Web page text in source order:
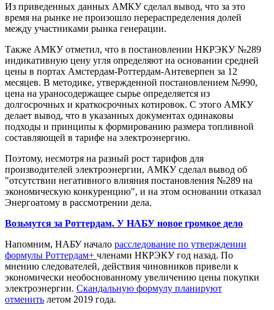
Из приведенных данных АМКУ сделал вывод, что за это
время на рынке не произошло перераспределения долей
между участниками рынка генерации.
Также АМКУ отметил, что в постановлении НКРЭКУ №289
индикативную цену угля определяют на основании средней
цены в портах Амстердам-Роттердам-Антеверпен за 12
месяцев. В методике, утвержденной постановлением №990,
цена на ураносодержащее сырье определяется из
долгосрочных и краткосрочных котировок. С этого АМКУ
делает вывод, что в указанных документах одинаковы
подходы и принципы к формированию размера топливной
составляющей в тарифе на электроэнергию.
Поэтому, несмотря на разный рост тарифов для
производителей электроэнергии, АМКУ сделал вывод об
"отсутствии негативного влияния постановления №289 на
экономическую конкуренцию", и на этом основании отказал
Энергоатому в рассмотрении дела.
Возьмутся за Роттердам. У НАБУ новое громкое дело
Напомним, НАБУ начало расследование по утверждении
формулы Роттердам+ членами НКРЭКУ год назад. По
мнению следователей, действия чиновников привели к
экономически необоснованному увеличению цены покупки
электроэнергии. Скандальную формулу планируют
отменить летом 2019 года.